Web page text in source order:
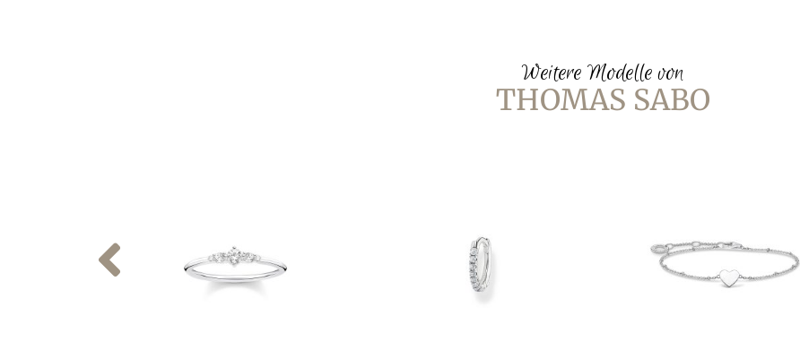
Weitere Modelle von
THOMAS SABO